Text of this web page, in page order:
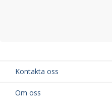
Kontakta oss
Om oss